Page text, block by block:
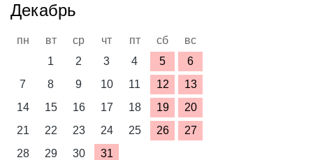
Декабрь
пн вт ср чт пт сб
вс
1
2 3 4 5
6
7
8 9 10 11 12
13
14
15 16 17 18 19
20
21
22 23 24 25 26
27
28
29 30 31